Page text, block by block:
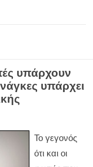
υπάρχουν
υπάρχει
Το γεγονός
ότι και οι